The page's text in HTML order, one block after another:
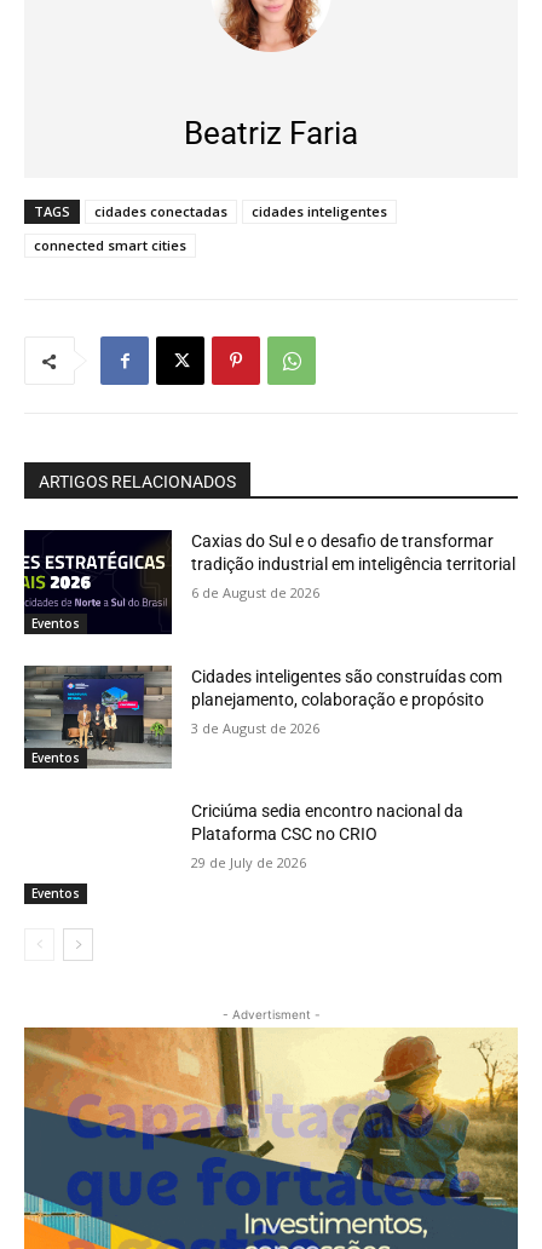
Beatriz Faria
TAGS cidades conectadas
cidades inteligentes
connected smart cities
ARTIGOS RELACIONADOS
Eventos
Caxias do Sul e o desafio de transformar
tradição industrial em inteligência territorial
6 de August de 2026
Eventos
Cidades inteligentes são construídas com
planejamento, colaboração e propósito
3 de August de 2026
Eventos
Criciúma sedia encontro nacional da
Plataforma CSC no CRIO
29 de July de 2026
- Advertisment -